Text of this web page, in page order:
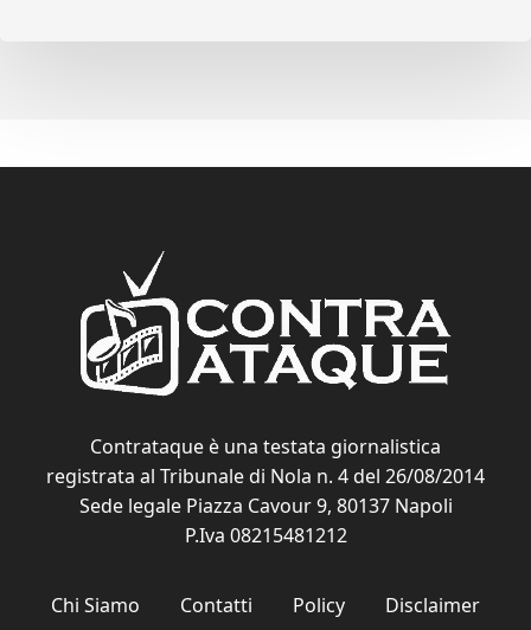
Contrataque è una testata giornalistica
registrata al Tribunale di Nola n. 4 del 26/08/2014
Sede legale Piazza Cavour 9, 80137 Napoli
P.Iva 08215481212
Chi Siamo Contatti Policy Disclaimer